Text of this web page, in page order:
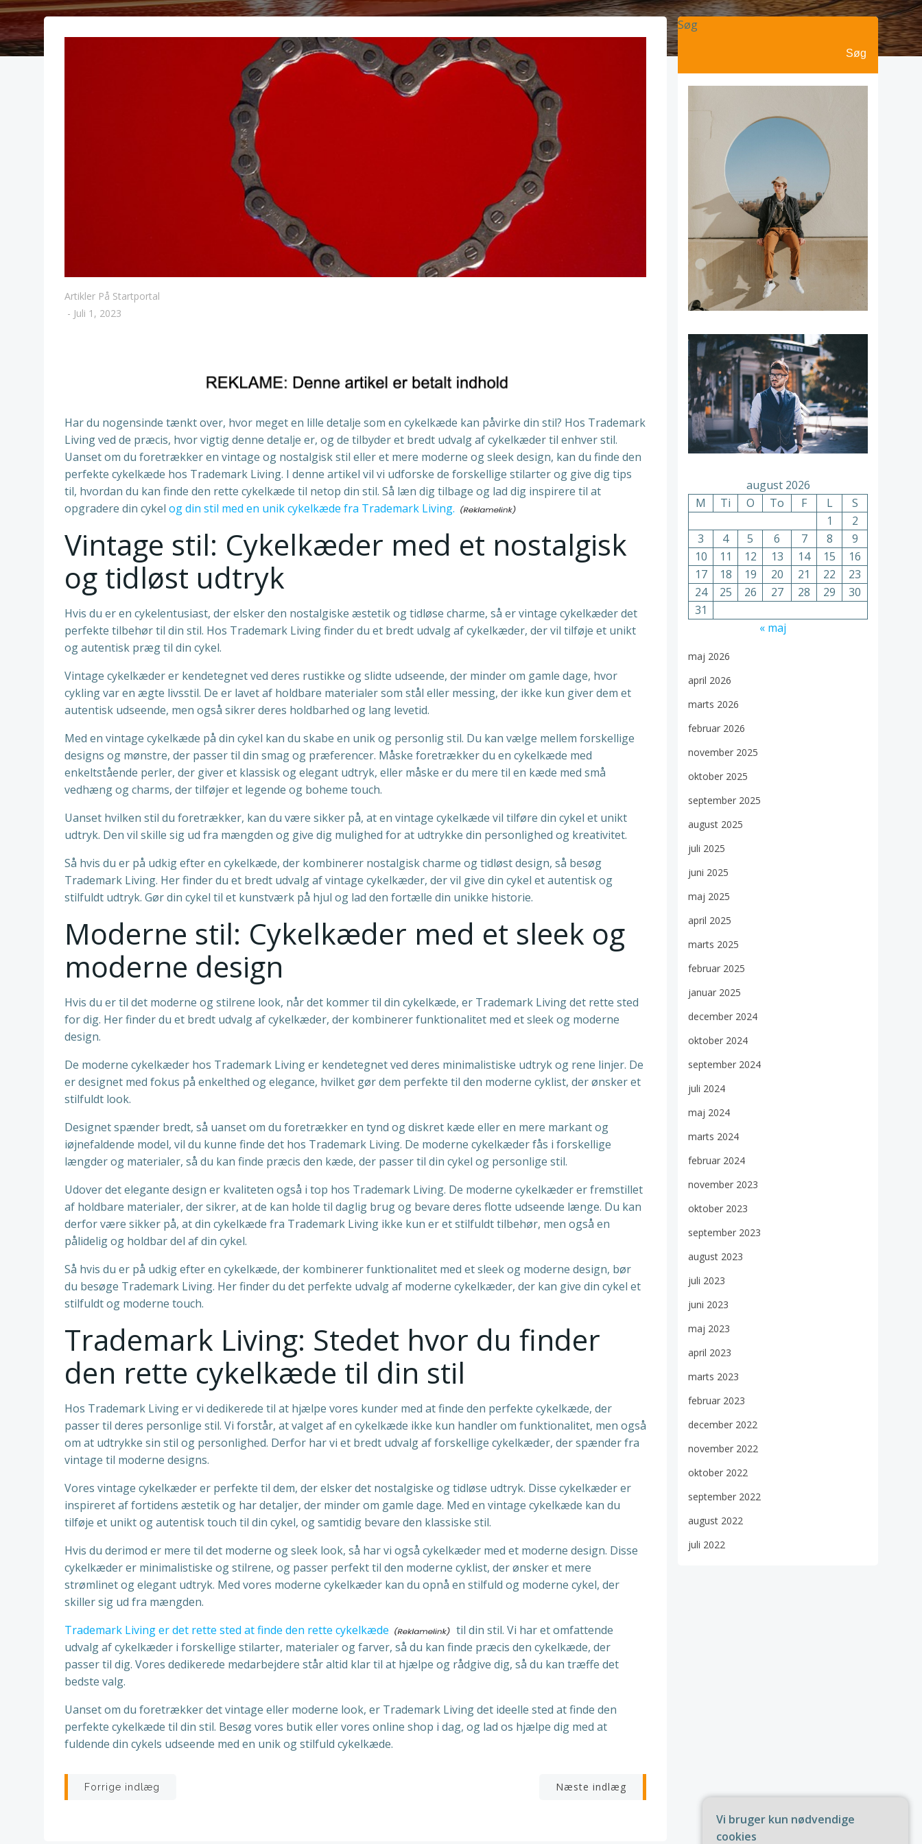
Artikler På Startportal
- Juli 1, 2023
Har du nogensinde tænkt over, hvor meget en lille detalje som en cykelkæde kan påvirke din stil? Hos Trademark
Living ved de præcis, hvor vigtig denne detalje er, og de tilbyder et bredt udvalg af cykelkæder til enhver stil.
Uanset om du foretrækker en vintage og nostalgisk stil eller et mere moderne og sleek design, kan du finde den
perfekte cykelkæde hos Trademark Living. I denne artikel vil vi udforske de forskellige stilarter og give dig tips
til, hvordan du kan finde den rette cykelkæde til netop din stil. Så læn dig tilbage og lad dig inspirere til at
opgradere din cykel og din stil med en unik cykelkæde fra Trademark Living.
Vintage stil: Cykelkæder med et nostalgisk
og tidløst udtryk
Hvis du er en cykelentusiast, der elsker den nostalgiske æstetik og tidløse charme, så er vintage cykelkæder det
perfekte tilbehør til din stil. Hos Trademark Living finder du et bredt udvalg af cykelkæder, der vil tilføje et unikt
og autentisk præg til din cykel.
Vintage cykelkæder er kendetegnet ved deres rustikke og slidte udseende, der minder om gamle dage, hvor
cykling var en ægte livsstil. De er lavet af holdbare materialer som stål eller messing, der ikke kun giver dem et
autentisk udseende, men også sikrer deres holdbarhed og lang levetid.
Med en vintage cykelkæde på din cykel kan du skabe en unik og personlig stil. Du kan vælge mellem forskellige
designs og mønstre, der passer til din smag og præferencer. Måske foretrækker du en cykelkæde med
enkeltstående perler, der giver et klassisk og elegant udtryk, eller måske er du mere til en kæde med små
vedhæng og charms, der tilføjer et legende og boheme touch.
Uanset hvilken stil du foretrækker, kan du være sikker på, at en vintage cykelkæde vil tilføre din cykel et unikt
udtryk. Den vil skille sig ud fra mængden og give dig mulighed for at udtrykke din personlighed og kreativitet.
Så hvis du er på udkig efter en cykelkæde, der kombinerer nostalgisk charme og tidløst design, så besøg
Trademark Living. Her finder du et bredt udvalg af vintage cykelkæder, der vil give din cykel et autentisk og
stilfuldt udtryk. Gør din cykel til et kunstværk på hjul og lad den fortælle din unikke historie.
Moderne stil: Cykelkæder med et sleek og
moderne design
Hvis du er til det moderne og stilrene look, når det kommer til din cykelkæde, er Trademark Living det rette sted
for dig. Her finder du et bredt udvalg af cykelkæder, der kombinerer funktionalitet med et sleek og moderne
design.
De moderne cykelkæder hos Trademark Living er kendetegnet ved deres minimalistiske udtryk og rene linjer. De
er designet med fokus på enkelthed og elegance, hvilket gør dem perfekte til den moderne cyklist, der ønsker et
stilfuldt look.
Designet spænder bredt, så uanset om du foretrækker en tynd og diskret kæde eller en mere markant og
iøjnefaldende model, vil du kunne finde det hos Trademark Living. De moderne cykelkæder fås i forskellige
længder og materialer, så du kan finde præcis den kæde, der passer til din cykel og personlige stil.
Udover det elegante design er kvaliteten også i top hos Trademark Living. De moderne cykelkæder er fremstillet
af holdbare materialer, der sikrer, at de kan holde til daglig brug og bevare deres flotte udseende længe. Du kan
derfor være sikker på, at din cykelkæde fra Trademark Living ikke kun er et stilfuldt tilbehør, men også en
pålidelig og holdbar del af din cykel.
Så hvis du er på udkig efter en cykelkæde, der kombinerer funktionalitet med et sleek og moderne design, bør
du besøge Trademark Living. Her finder du det perfekte udvalg af moderne cykelkæder, der kan give din cykel et
stilfuldt og moderne touch.
Trademark Living: Stedet hvor du finder
den rette cykelkæde til din stil
Hos Trademark Living er vi dedikerede til at hjælpe vores kunder med at finde den perfekte cykelkæde, der
passer til deres personlige stil. Vi forstår, at valget af en cykelkæde ikke kun handler om funktionalitet, men også
om at udtrykke sin stil og personlighed. Derfor har vi et bredt udvalg af forskellige cykelkæder, der spænder fra
vintage til moderne designs.
Vores vintage cykelkæder er perfekte til dem, der elsker det nostalgiske og tidløse udtryk. Disse cykelkæder er
inspireret af fortidens æstetik og har detaljer, der minder om gamle dage. Med en vintage cykelkæde kan du
tilføje et unikt og autentisk touch til din cykel, og samtidig bevare den klassiske stil.
Hvis du derimod er mere til det moderne og sleek look, så har vi også cykelkæder med et moderne design. Disse
cykelkæder er minimalistiske og stilrene, og passer perfekt til den moderne cyklist, der ønsker et mere
strømlinet og elegant udtryk. Med vores moderne cykelkæder kan du opnå en stilfuld og moderne cykel, der
skiller sig ud fra mængden.
Trademark Living er det rette sted at finde den rette cykelkæde
til din stil. Vi har et omfattende
udvalg af cykelkæder i forskellige stilarter, materialer og farver, så du kan finde præcis den cykelkæde, der
passer til dig. Vores dedikerede medarbejdere står altid klar til at hjælpe og rådgive dig, så du kan træffe det
bedste valg.
Uanset om du foretrækker det vintage eller moderne look, er Trademark Living det ideelle sted at finde den
perfekte cykelkæde til din stil. Besøg vores butik eller vores online shop i dag, og lad os hjælpe dig med at
fuldende din cykels udseende med en unik og stilfuld cykelkæde.
Indlægsnavigation
Forrige indlæg Indlægsnavigation
Næste indlæg
Søg
Søg
august 2026
M
Ti O To F L
S
1
2
3
4 5 6 7 8
9
10
11 12 13 14 15
16
17
18 19 20 21 22
23
24
25 26 27 28 29
30
31
« maj
maj 2026
april 2026
marts 2026
februar 2026
november 2025
oktober 2025
september 2025
august 2025
juli 2025
juni 2025
maj 2025
april 2025
marts 2025
februar 2025
januar 2025
december 2024
oktober 2024
september 2024
juli 2024
maj 2024
marts 2024
februar 2024
november 2023
oktober 2023
september 2023
august 2023
juli 2023
juni 2023
maj 2023
april 2023
marts 2023
februar 2023
december 2022
november 2022
oktober 2022
september 2022
august 2022
juli 2022
Vi bruger kun nødvendige
cookies